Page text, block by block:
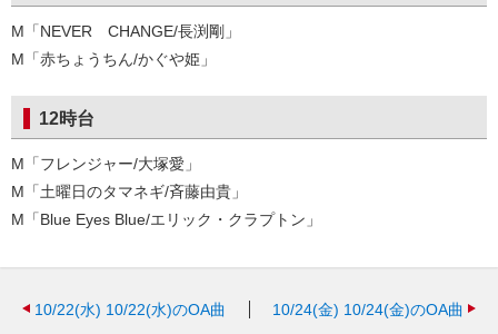
M「NEVER CHANGE/長渕剛」
M「赤ちょうちん/かぐや姫」
12時台
M「フレンジャー/大塚愛」
M「土曜日のタマネギ/斉藤由貴」
M「Blue Eyes Blue/エリック・クラプトン」
10/22(水) 10/22(水)のOA曲 10/24(金) 10/24(金)のOA曲